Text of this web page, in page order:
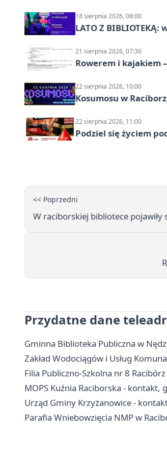
18 sierpnia 2026, 08:00
LATO Z BIBLIOTEKĄ:
21 sierpnia 2026, 07:30
Rowerem i kajakiem
22 sierpnia 2026, 10:00
Kosumosu w
22 sierpnia 2026, 11:00
Podziel się życiem
<< Poprzedni
W raciborskiej bibliotece pojawiły
Przydatne dane
Gminna Biblioteka Publiczna w
Zakład Wodociągów i Usług
Filia Publiczno-Szkolna nr 8
MOPS Kuźnia Raciborska - kontakt,
Urząd Gminy Krzyżanowice -
Parafia Wniebowzięcia NMP w